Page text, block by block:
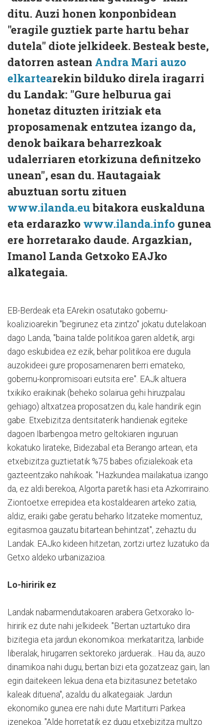
ditu. Auzi honen konponbidean
"eragile guztiek parte hartu behar
dutela" diote jelkideek. Besteak beste,
datorren astean Andra Mari auzo
elkartearekin bilduko direla iragarri
du Landak: "Gure helburua gai
honetaz dituzten iritziak eta
proposamenak entzutea izango da,
denok baikara beharrezkoak
udalerriaren etorkizuna definitzeko
unean", esan du. Hautagaiak
abuztuan sortu zituen
www.ilanda.eubitakora euskalduna
eta erdarazko www.ilanda.info gunea
ere horretarako daude. Argazkian,
Imanol Landa Getxoko EAJko
alkategaia.
EB-Berdeak eta EArekin osatutako gobernu-
koalizioarekin "begirunez eta zintzo" jokatu dutelakoan
dago Landa, "baina talde politikoa garen aldetik, argi
dago eskubidea ez ezik, behar politikoa ere dugula
auzokideei gure proposamenaren berri emateko,
gobernu-konpromisoari eutsita ere". EAJk altuera
txikiko eraikinak (beheko solairua gehi hiruzpalau
gehiago) altxatzea proposatzen du, kale handirik egin
gabe. Etxebizitza dentsitaterik handienak egiteke
dagoen Ibarbengoa metro geltokiaren inguruan
kokatuko lirateke, Bidezabal eta Berango artean, eta
etxebizitza guztietatik %75 babes ofizialekoak eta
gazteentzako nahikoak. "Hazkundea mailakatua izango
da, ez aldi berekoa, Algorta paretik hasi eta Azkorriraino.
Ziontoetxe errepidea eta kostaldearen arteko zatia,
aldiz, eraiki gabe geratu beharko litzateke momentuz,
egitasmoa gauzatu bitartean behintzat", zehaztu du
Landak. EAJko kideen hitzetan, zortzi urtez luzatuko da
Getxo aldeko urbanizazioa.
Lo-hiririk ez
Landak nabarmendutakoaren arabera Getxorako lo-
hiririk ez dute nahi jelkideek. "Bertan uztartuko dira
bizitegia eta jardun ekonomikoa: merkataritza, lanbide
liberalak, hirugarren sektoreko jarduerak... Hau da, auzo
dinamikoa nahi dugu, bertan bizi eta gozatzeaz gain, lan
egin daitekeen lekua dena eta bizitasunez betetako
kaleak dituena", azaldu du alkategaiak. Jardun
ekonomiko gunea ere nahi dute Martiturri Parkea
izenekoa. "Alde horretatik ez dugu etxebizitza multzo